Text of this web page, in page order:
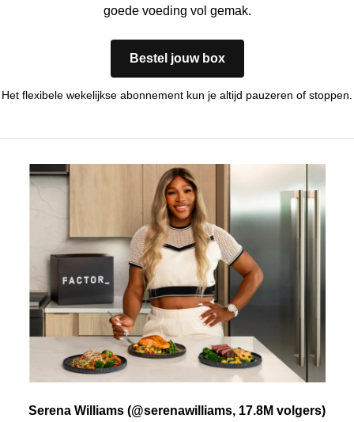
goede voeding vol gemak.
Bestel jouw box
Het flexibele wekelijkse abonnement kun je altijd pauzeren of stoppen.
Serena Williams (@serenawilliams, 17.8M volgers)